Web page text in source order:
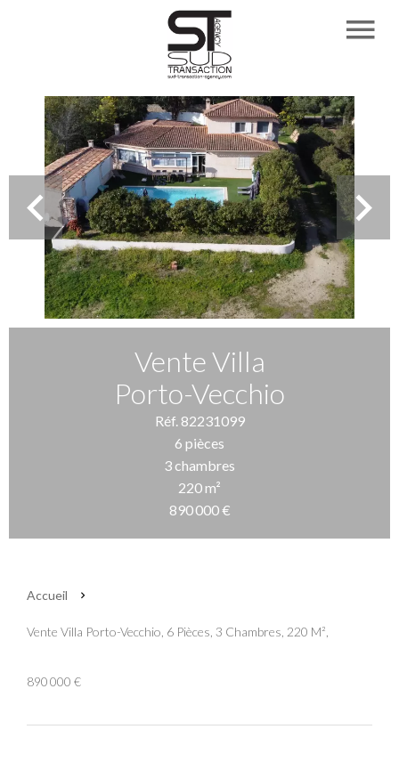
Vente Villa
Porto-Vecchio
Réf. 82231099
6 pièces
3 chambres
220 m²
890 000 €
Accueil
Vente Villa Porto-Vecchio, 6 Pièces, 3 Chambres, 220 M²,
890 000 €